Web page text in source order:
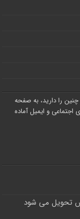
چنین را دارید، به صفحه
اجتماعی و ایمیل آماده
تحویل می شود